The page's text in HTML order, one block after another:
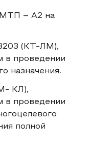
(МТП – А2 на
(КТ-ЛМ),
в проведении
назначения.
КЛ),
в проведении
полной